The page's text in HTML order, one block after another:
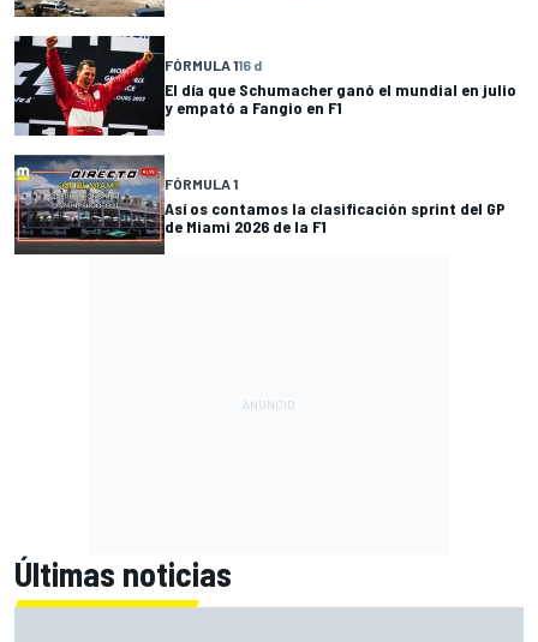
FÓRMULA 116 d
El día que Schumacher ganó el mundial en julio
y empató a Fangio en F1
FÓRMULA 1
Así os contamos la clasificación sprint del GP
de Miami 2026 de la F1
Últimas noticias